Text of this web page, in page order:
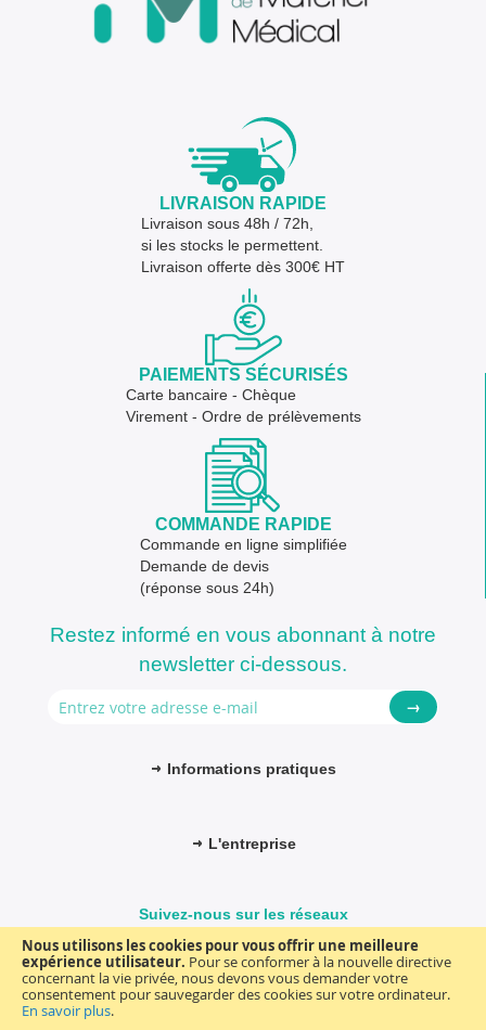
Nous utilisons les cookies pour vous offrir une meilleure
expérience utilisateur. Pour se conformer à la nouvelle directive
concernant la vie privée, nous devons vous demander votre
consentement pour sauvegarder des cookies sur votre ordinateur.
En savoir plus.
LIVRAISON RAPIDE
Livraison sous 48h / 72h,
si les stocks le permettent.
Livraison offerte dès 300€ HT
PAIEMENTS SÉCURISÉS
Carte bancaire - Chèque
Virement - Ordre de prélèvements
COMMANDE RAPIDE
Commande en ligne simplifiée
Demande de devis
(réponse sous 24h)
Restez informé en vous abonnant à notre
newsletter ci-dessous.
→
Informations pratiques
L'entreprise
Suivez-nous sur les réseaux
© FM-médical. Tous droits réservés 2025Termes et Conditions